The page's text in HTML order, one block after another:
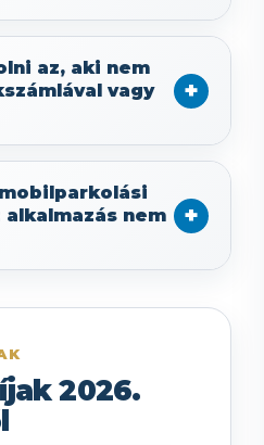
az, aki nem
vagy
nem
2026.